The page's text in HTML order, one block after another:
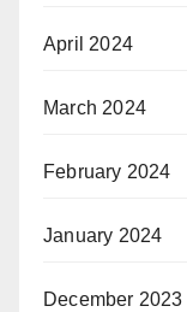
April 2024
March 2024
February 2024
January 2024
December 2023